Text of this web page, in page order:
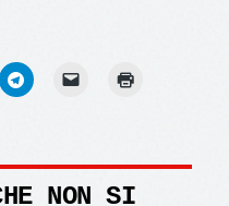
NON SI